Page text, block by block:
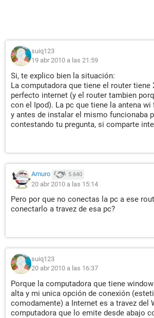
suiq123
19 abr 2010 a las 21:59
Si, te explico bien la situación:
La computadora que tiene el router tiene
perfecto internet (y el router tambien
con el Ipod). La pc que tiene la antena wi
y antes de instalar el mismo funcionaba
contestando tu pregunta, si comparte
Amuro 5.640
20 abr 2010 a las 15:14
Pero por que no conectas la pc a ese
conectarlo a travez de esa pc?
suiq123
20 abr 2010 a las 16:37
Porque la computadora que tiene
alta y mi unica opción de conexión
comodamente) a Internet es a travez del
computadora que lo emite desde abajo